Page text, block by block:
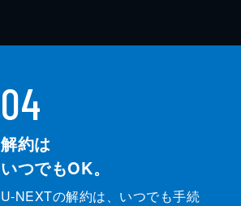
04
解約は
いつでもOK。
U-NEXTの解約は、いつでも手続